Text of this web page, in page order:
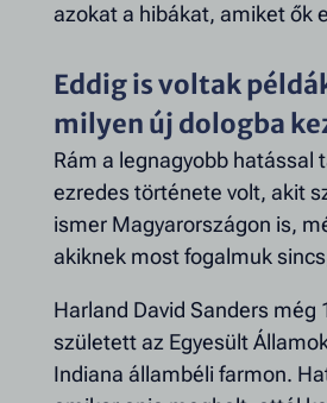
azokat a hibákat, amiket ők
Eddig is voltak
milyen új dologba
Rám a legnagyobb hatással
ezredes története volt, akit
ismer Magyarországon is,
akiknek most fogalmuk
Harland David Sanders még
született az Egyesült
Indiana állambéli farmon.